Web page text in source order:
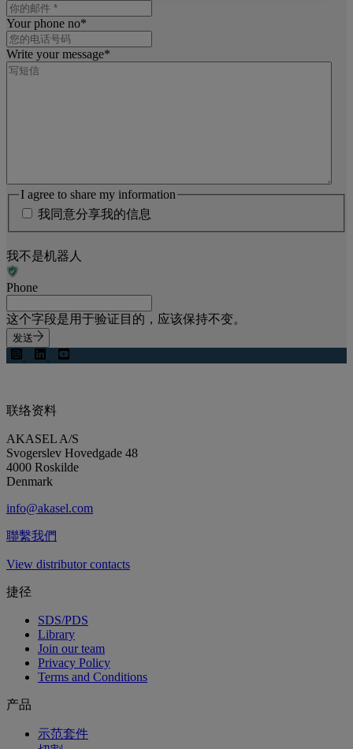
Your phone no*
Write your message*
I agree to share my information
我同意分享我的信息
我不是机器人
Phone
这个字段是用于验证目的，应该保持不变。
发送
联络资料
AKASEL A/S
Svogerslev Hovedgade 48
4000 Roskilde
Denmark
info@akasel.com
聯繫我們
View distributor contacts
捷径
SDS/PDS
Library
Join our team
Privacy Policy
Terms and Conditions
产品
示范套件